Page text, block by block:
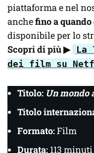
piattaforma e nel
anchefino a quando
disponibile per lo
Scopri di più▶
La
dei film su
Titolo: Un mondo
Titolo
Formato:Film
Durata: 113 minuti